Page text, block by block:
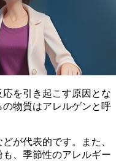
応を引き起こす原因とな
物質はアレルゲンと呼
が代表的です。また、
も、季節性のアレルギー